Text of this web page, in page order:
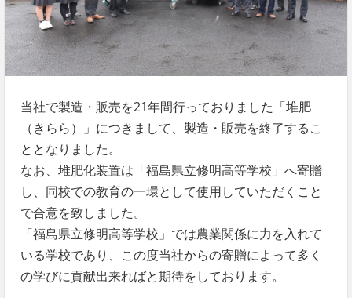
当社で製造・販売を21年間行っておりました「堆肥
（きらら）」につきまして、製造・販売を終了するこ
ととなりました。
なお、堆肥化装置は「福島県立修明高等学校」へ寄贈
し、同校での教育の一環として使用していただくこと
で合意を致しました。
「福島県立修明高等学校」では農業関係に力を入れて
いる学校であり、この度当社からの寄贈によって多く
の学びに貢献出来ればと期待をしております。